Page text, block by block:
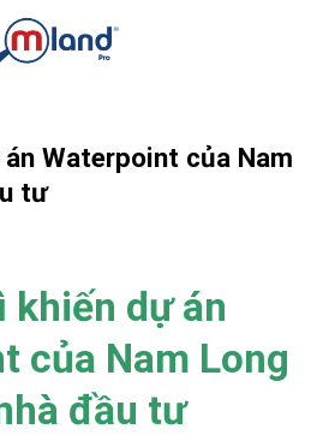
Waterpoint của Nam
tư
khiến dự án
của Nam Long
đầu tư